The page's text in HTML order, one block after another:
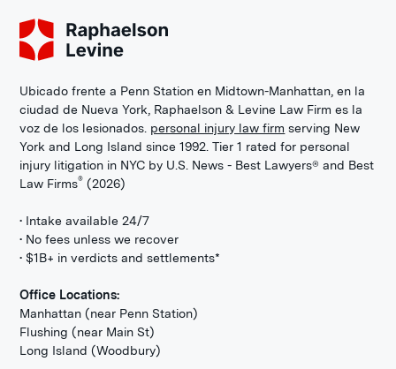
Ubicado frente a Penn Station en Midtown-Manhattan, en la
ciudad de Nueva York, Raphaelson & Levine Law Firm es la
voz de los lesionados. personal injury law firm serving New
York and Long Island since 1992. Tier 1 rated for personal
injury litigation in NYC by U.S. News - Best Lawyers® and Best
Law Firms® (2026)
• Intake available 24/7
• No fees unless we recover
• $1B+ in verdicts and settlements*
Office Locations:
Manhattan (near Penn Station)
Flushing (near Main St)
Long Island (Woodbury)